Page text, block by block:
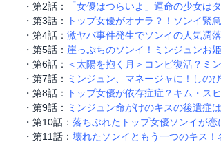
・第2話：
「女優はつらいよ」運命の少女は
・第3話：
トップ女優がオナラ？！ソンイ緊急
・第4話： 激ヤバ事件発生でソンイの人気凋
・第5話： 崖っぷちのソンイ！ミンジュンお
・第6話： ＜太陽を抱く月＞コンビ復活？ミ
・第7話： ミンジュン、マネージャに！しの
・第8話：
トップ女優が依存症症？キム・ス
・第9話： ミンジュン命がけのキスの後遺症
・第10話： 落ちぶれたトップ女優ソンイが
・第11話： 壊れたソンイともう一つのキス